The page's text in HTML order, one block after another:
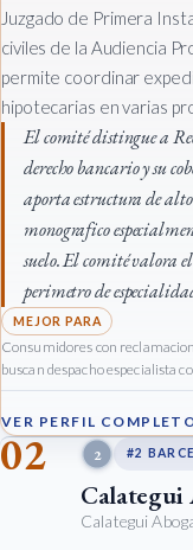
Juzgado de Primera
civiles de la Audiencia
permite coordinar
hipotecarias en varias
El comité distingue a
derecho bancario y su
aporta estructura de
monografico
suelo. El comité valora
perimetro de
Consumidores con
buscan despacho especialista
VER PERFIL
02 2 #2
Calategui
Calategui